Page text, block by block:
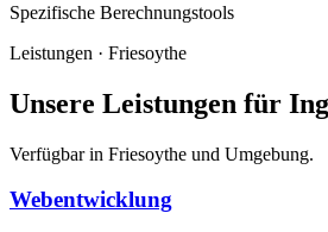
Spezifische Berechnungstools
Leistungen · Friesoythe
Unsere Leistungen für
Verfügbar in Friesoythe und Umgebung.
Webentwicklung